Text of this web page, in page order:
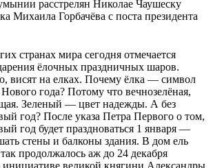
расстрелян Николае Чаушеску
Михаила Горбачёва с поста президента
странах мира сегодня отмечается
ёлочных праздничных шаров.
висят на елках. Почему ёлка — символ
года? Потому что вечнозелёная,
Зеленый — цвет надежды. А без
год? После указа Петра Первого о том,
год будет праздноваться 1 января —
стены и балконы здания. В дом ель
продолжалось аж до 24 декабря
инициативе великой княгини Александры